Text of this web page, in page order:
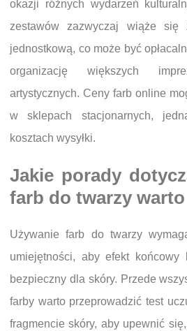
okazji różnych wydarzeń
zestawów zazwyczaj wiąże się
jednostkową, co może być
organizację większych
artystycznych. Ceny farb online
w sklepach stacjonarnych,
kosztach wysyłki.
Jakie porady
farb do twarzy
Używanie farb do twarzy
umiejętności, aby efekt końcowy
bezpieczny dla skóry. Przede
farby warto przeprowadzić test
fragmencie skóry, aby upewnić